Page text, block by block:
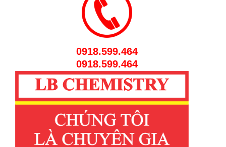
0918.599.464
0918.599.464